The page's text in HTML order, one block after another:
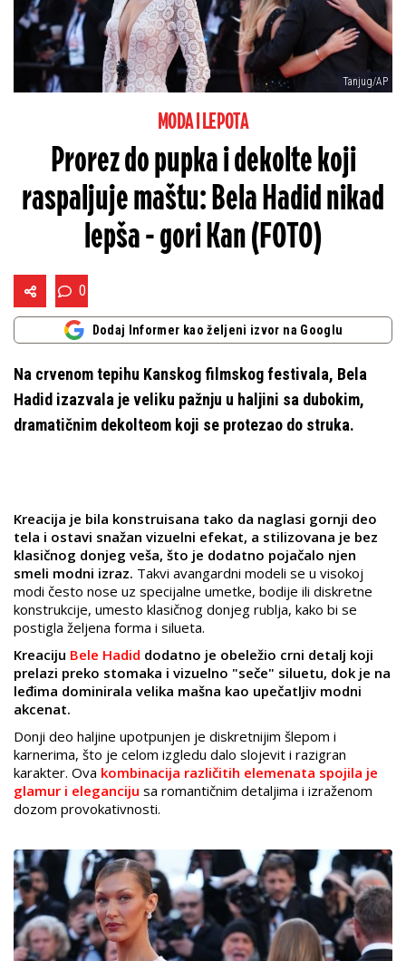
Tanjug/AP
MODA I LEPOTA
Prorez do pupka i dekolte koji
raspaljuje maštu: Bela Hadid nikad
lepša - gori Kan (FOTO)
0
Dodaj Informer kao željeni izvor na Googlu
Na crvenom tepihu Kanskog filmskog festivala, Bela
Hadid izazvala je veliku pažnju u haljini sa dubokim,
dramatičnim dekolteom koji se protezao do struka.
Kreacija je bila konstruisana tako da naglasi gornji deo
tela i ostavi snažan vizuelni efekat, a stilizovana je bez
klasičnog donjeg veša, što je dodatno pojačalo njen
smeli modni izraz. Takvi avangardni modeli se u visokoj
modi često nose uz specijalne umetke, bodije ili diskretne
konstrukcije, umesto klasičnog donjeg rublja, kako bi se
postigla željena forma i silueta.
Kreaciju Bele Hadid dodatno je obeležio crni detalj koji
prelazi preko stomaka i vizuelno "seče" siluetu, dok je na
leđima dominirala velika mašna kao upečatljiv modni
akcenat.
Donji deo haljine upotpunjen je diskretnijim šlepom i
karnerima, što je celom izgledu dalo slojevit i razigran
karakter. Ova kombinacija različitih elemenata spojila je
glamur i eleganciju sa romantičnim detaljima i izraženom
dozom provokativnosti.